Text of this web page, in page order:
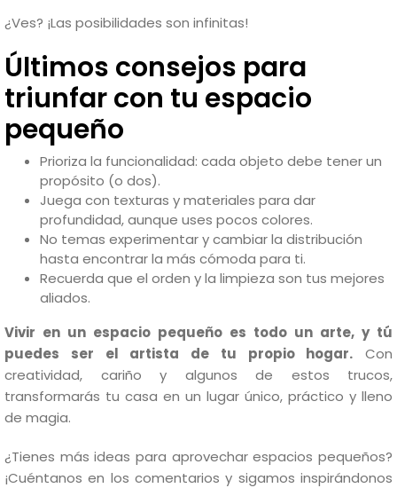
¿Ves? ¡Las posibilidades son infinitas!
Últimos consejos para
triunfar con tu espacio
pequeño
Prioriza la funcionalidad: cada objeto debe tener un
propósito (o dos).
Juega con texturas y materiales para dar
profundidad, aunque uses pocos colores.
No temas experimentar y cambiar la distribución
hasta encontrar la más cómoda para ti.
Recuerda que el orden y la limpieza son tus mejores
aliados.
Vivir en un espacio pequeño es todo un arte, y tú
puedes ser el artista de tu propio hogar. Con
creatividad, cariño y algunos de estos trucos,
transformarás tu casa en un lugar único, práctico y lleno
de magia.
¿Tienes más ideas para aprovechar espacios pequeños?
¡Cuéntanos en los comentarios y sigamos inspirándonos